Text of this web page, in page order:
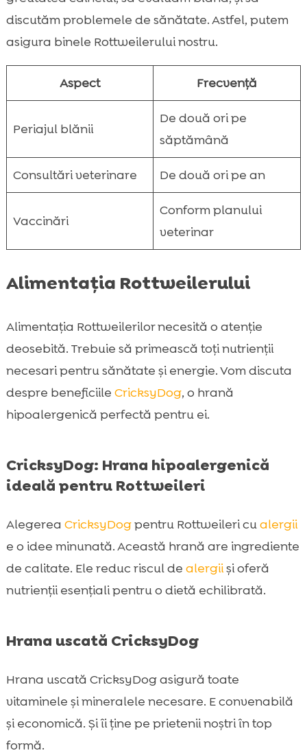
discutăm problemele de sănătate. Astfel, putem
asigura binele Rottweilerului nostru.
Aspect Frecvență
Periajul blănii
De două ori pe
săptămână
Consultări veterinare De două ori pe an
Vaccinări
Conform planului
veterinar
Alimentația Rottweilerului
Alimentația Rottweilerilor necesită o atenție
deosebită. Trebuie să primească toți nutrienții
necesari pentru sănătate și energie. Vom discuta
despre beneficiile CricksyDog, o hrană
hipoalergenică perfectă pentru ei.
CricksyDog: Hrana hipoalergenică
ideală pentru Rottweileri
Alegerea CricksyDogpentru Rottweileri cualergii
e o idee minunată. Această hrană are ingrediente
de calitate. Ele reduc riscul de alergiiși oferă
nutrienții esențiali pentru o dietă echilibrată.
Hrana uscată CricksyDog
Hrana uscată CricksyDog asigură toate
vitaminele și mineralele necesare. E convenabilă
și economică. Și îi ține pe prietenii noștri în top
formă.